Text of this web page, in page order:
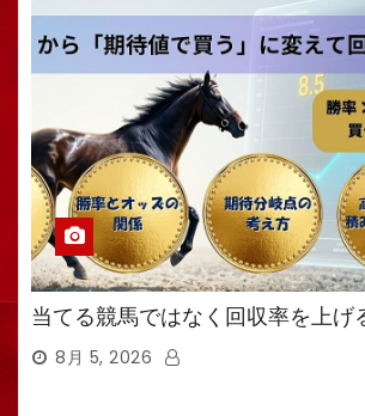
当てる競馬ではなく回収率を上げ
8月 5, 2026